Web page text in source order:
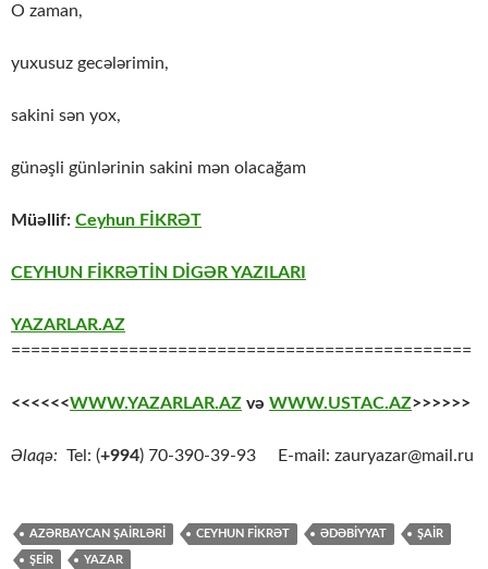
O zaman,
yuxusuz gecələrimin,
sakini sən yox,
günəşli günlərinin sakini mən olacağam
Müəllif: Ceyhun FİKRƏT
CEYHUN FİKRƏTİN DİGƏR YAZILARI
YAZARLAR.AZ
===============================================
<<<<<<WWW.YAZARLAR.AZ və WWW.USTAC.AZ>>>>>>
Əlaqə: Tel: (+994) 70-390-39-93 E-mail: zauryazar@mail.ru
AZƏRBAYCAN ŞAİRLƏRİ CEYHUN FİKRƏT ƏDƏBİYYAT ŞAİR
ŞEİR YAZAR